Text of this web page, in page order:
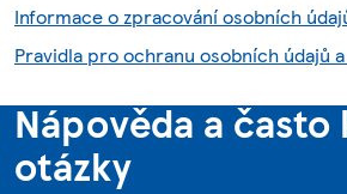
Nápověda a často
otázky